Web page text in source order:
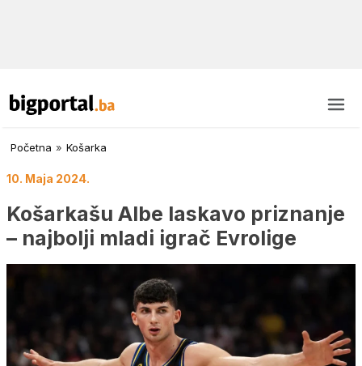
Početna » Košarka
10. Maja 2024.
Košarkašu Albe laskavo priznanje
– najbolji mladi igrač Evrolige